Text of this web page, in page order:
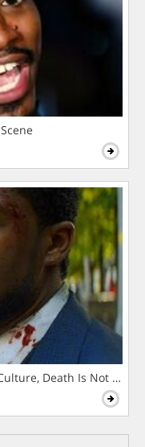
Death Is Not The